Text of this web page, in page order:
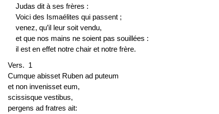
Judas dit à ses frères :
Voici des Ismaélites qui passent ;
venez, qu’il leur soit vendu,
et que nos mains ne soient pas souillées :
il est en effet notre chair et notre frère.
Vers. 1
Cumque abisset Ruben ad puteum
et non invenisset eum,
scissisque vestibus,
pergens ad fratres ait: